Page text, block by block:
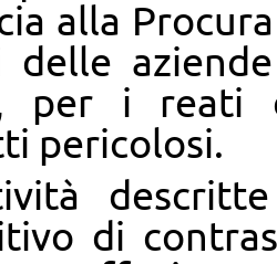
alla
delle
per i reati
pericolosi.
di